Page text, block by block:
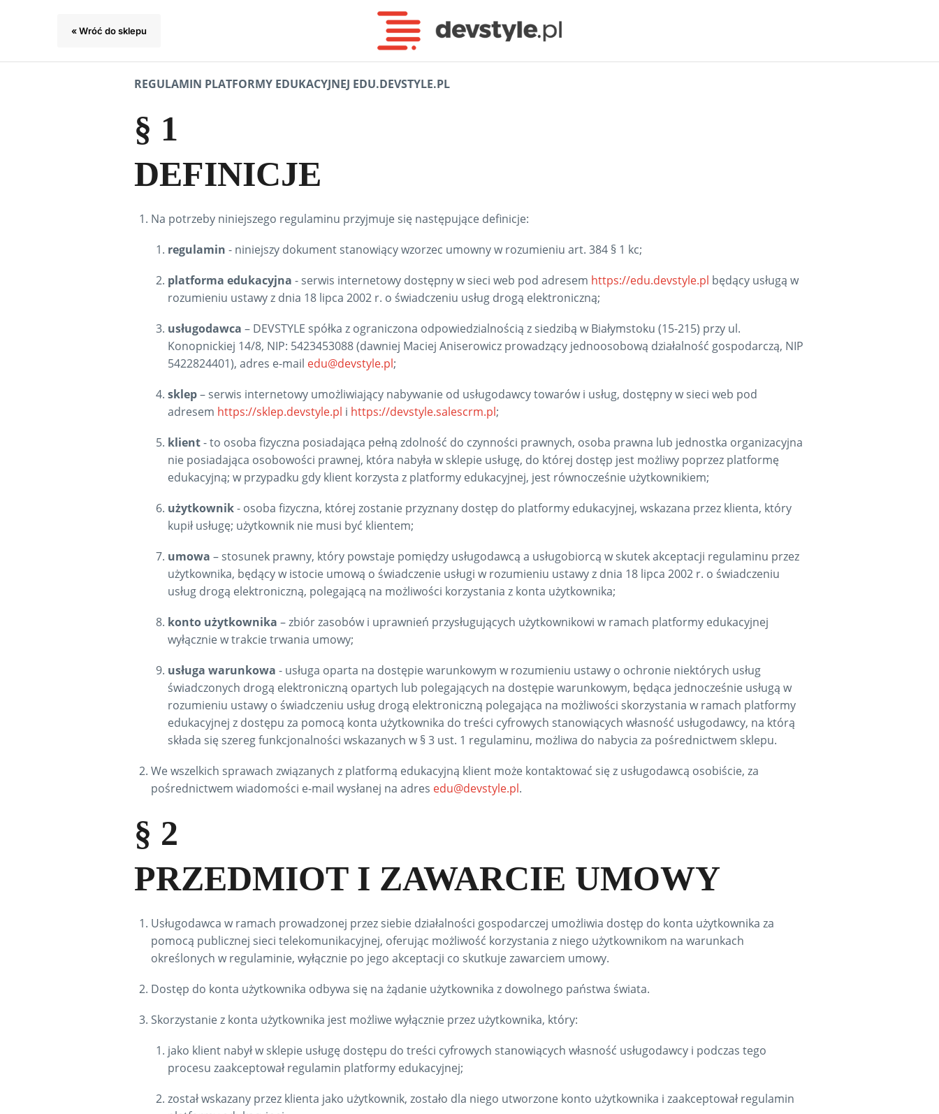
« Wróć do sklepu
REGULAMIN PLATFORMY EDUKACYJNEJ EDU.DEVSTYLE.PL
§ 1
DEFINICJE
Na potrzeby niniejszego regulaminu przyjmuje się następujące definicje:
regulamin - niniejszy dokument stanowiący wzorzec umowny w rozumieniu art. 384 § 1 kc;
platforma edukacyjna - serwis internetowy dostępny w sieci web pod adresem https://edu.devstyle.pl będący usługą w
rozumieniu ustawy z dnia 18 lipca 2002 r. o świadczeniu usług drogą elektroniczną;
usługodawca – DEVSTYLE spółka z ograniczona odpowiedzialnością z siedzibą w Białymstoku (15-215) przy ul.
Konopnickiej 14/8, NIP: 5423453088 (dawniej Maciej Aniserowicz prowadzący jednoosobową działalność gospodarczą, NIP
5422824401), adres e-mail edu@devstyle.pl;
sklep– serwis internetowy umożliwiający nabywanie od usługodawcy towarów i usług, dostępny w sieci web pod
adresem https://sklep.devstyle.pl i https://devstyle.salescrm.pl;
klient- to osoba fizyczna posiadająca pełną zdolność do czynności prawnych, osoba prawna lub jednostka organizacyjna
nie posiadająca osobowości prawnej, która nabyła w sklepie usługę, do której dostęp jest możliwy poprzez platformę
edukacyjną; w przypadku gdy klient korzysta z platformy edukacyjnej, jest równocześnie użytkownikiem;
użytkownik- osoba fizyczna, której zostanie przyznany dostęp do platformy edukacyjnej, wskazana przez klienta, który
kupił usługę; użytkownik nie musi być klientem;
umowa – stosunek prawny, który powstaje pomiędzy usługodawcą a usługobiorcą w skutek akceptacji regulaminu przez
użytkownika, będący w istocie umową o świadczenie usługi w rozumieniu ustawy z dnia 18 lipca 2002 r. o świadczeniu
usług drogą elektroniczną, polegającą na możliwości korzystania z konta użytkownika;
konto użytkownika – zbiór zasobów i uprawnień przysługujących użytkownikowi w ramach platformy edukacyjnej
wyłącznie w trakcie trwania umowy;
usługa warunkowa - usługa oparta na dostępie warunkowym w rozumieniu ustawy o ochronie niektórych usług
świadczonych drogą elektroniczną opartych lub polegających na dostępie warunkowym, będąca jednocześnie usługą w
rozumieniu ustawy o świadczeniu usług drogą elektroniczną polegająca na możliwości skorzystania w ramach platformy
edukacyjnej z dostępu za pomocą konta użytkownika do treści cyfrowych stanowiących własność usługodawcy, na którą
składa się szereg funkcjonalności wskazanych w § 3 ust. 1 regulaminu, możliwa do nabycia za pośrednictwem sklepu.
We wszelkich sprawach związanych z platformą edukacyjną klient może kontaktować się z usługodawcą osobiście, za
pośrednictwem wiadomości e-mail wysłanej na adres edu@devstyle.pl.
§ 2
PRZEDMIOT I ZAWARCIE UMOWY
Usługodawca w ramach prowadzonej przez siebie działalności gospodarczej umożliwia dostęp do konta użytkownika za
pomocą publicznej sieci telekomunikacyjnej, oferując możliwość korzystania z niego użytkownikom na warunkach
określonych w regulaminie, wyłącznie po jego akceptacji co skutkuje zawarciem umowy.
Dostęp do konta użytkownika odbywa się na żądanie użytkownika z dowolnego państwa świata.
Skorzystanie z konta użytkownika jest możliwe wyłącznie przez użytkownika, który:
jako klient nabył w sklepie usługę dostępu do treści cyfrowych stanowiących własność usługodawcy i podczas tego
procesu zaakceptował regulamin platformy edukacyjnej;
został wskazany przez klienta jako użytkownik, zostało dla niego utworzone konto użytkownika i zaakceptował regulamin